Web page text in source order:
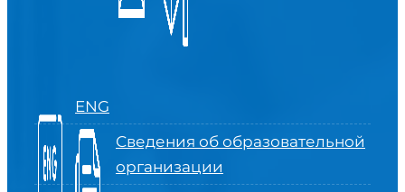
ENG
Сведения об образовательной
организации